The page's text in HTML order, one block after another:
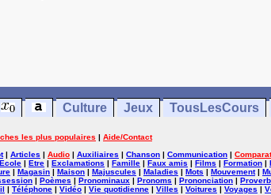
Culture Jeux TousLesCours
les plus populaires | Aide/Contact
| Articles | Audio | Auxiliaires | Chanson | Communication |
Ecole | Etre | Exclamations | Famille | Faux amis | Films | Formation |
| Magasin | Maison | Majuscules | Maladies | Mots | Mouvement|
| Poèmes | Pronominaux | Pronoms | Prononciation |
| Téléphone | Vidéo | Vie quotidienne | Villes | Voitures | Voyages |